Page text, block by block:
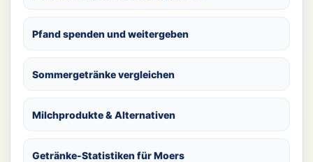
Pfand spenden und weitergeben
Sommergetränke vergleichen
Milchprodukte & Alternativen
Getränke-Statistiken für Moers